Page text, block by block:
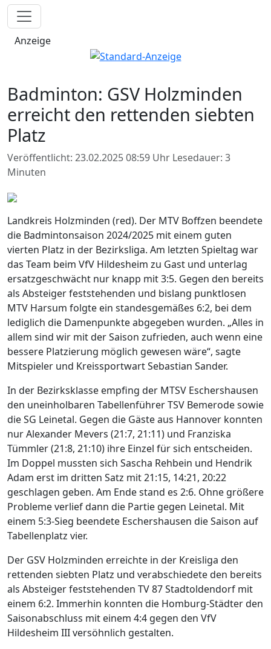
Anzeige
Badminton: GSV Holzminden
erreicht den rettenden siebten
Platz
Veröffentlicht: 23.02.2025 08:59 Uhr Lesedauer: 3
Minuten
Landkreis Holzminden (red). Der MTV Boffzen beendete
die Badmintonsaison 2024/2025 mit einem guten
vierten Platz in der Bezirksliga. Am letzten Spieltag war
das Team beim VfV Hildesheim zu Gast und unterlag
ersatzgeschwächt nur knapp mit 3:5. Gegen den bereits
als Absteiger feststehenden und bislang punktlosen
MTV Harsum folgte ein standesgemäßes 6:2, bei dem
lediglich die Damenpunkte abgegeben wurden. „Alles in
allem sind wir mit der Saison zufrieden, auch wenn eine
bessere Platzierung möglich gewesen wäre“, sagte
Mitspieler und Kreissportwart Sebastian Sander.
In der Bezirksklasse empfing der MTSV Eschershausen
den uneinholbaren Tabellenführer TSV Bemerode sowie
die SG Leinetal. Gegen die Gäste aus Hannover konnten
nur Alexander Mevers (21:7, 21:11) und Franziska
Tümmler (21:8, 21:10) ihre Einzel für sich entscheiden.
Im Doppel mussten sich Sascha Rehbein und Hendrik
Adam erst im dritten Satz mit 21:15, 14:21, 20:22
geschlagen geben. Am Ende stand es 2:6. Ohne größere
Probleme verlief dann die Partie gegen Leinetal. Mit
einem 5:3-Sieg beendete Eschershausen die Saison auf
Tabellenplatz vier.
Der GSV Holzminden erreichte in der Kreisliga den
rettenden siebten Platz und verabschiedete den bereits
als Absteiger feststehenden TV 87 Stadtoldendorf mit
einem 6:2. Immerhin konnten die Homburg-Städter den
Saisonabschluss mit einem 4:4 gegen den VfV
Hildesheim III versöhnlich gestalten.